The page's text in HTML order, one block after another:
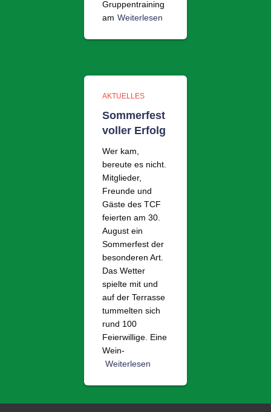
Gruppentraining
am Weiterlesen
AKTUELLES
Sommerfest
voller Erfolg
Wer kam,
bereute es nicht.
Mitglieder,
Freunde und
Gäste des TCF
feierten am 30.
August ein
Sommerfest der
besonderen Art.
Das Wetter
spielte mit und
auf der Terrasse
tummelten sich
rund 100
Feierwillige. Eine
Wein-
Weiterlesen